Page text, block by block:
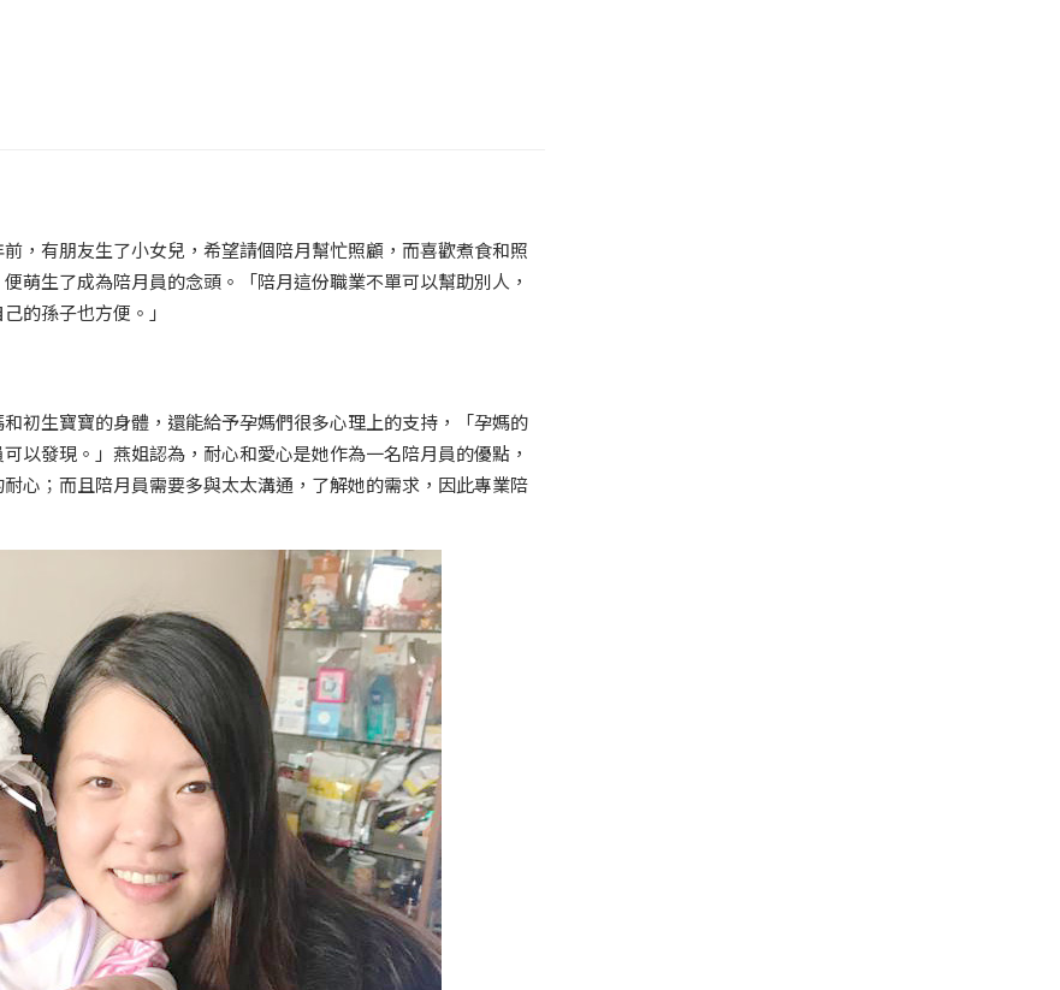
，有朋友生了小女兒，希望請個陪月幫忙照顧，而喜歡煮食和照
萌生了成為陪月員的念頭。「陪月這份職業不單可以幫助別人，
的孫子也方便。」
初生寶寶的身體，還能給予孕媽們很多心理上的支持，「孕媽的
以發現。」燕姐認為，耐心和愛心是她作為一名陪月員的優點，
心；而且陪月員需要多與太太溝通，了解她的需求，因此專業陪